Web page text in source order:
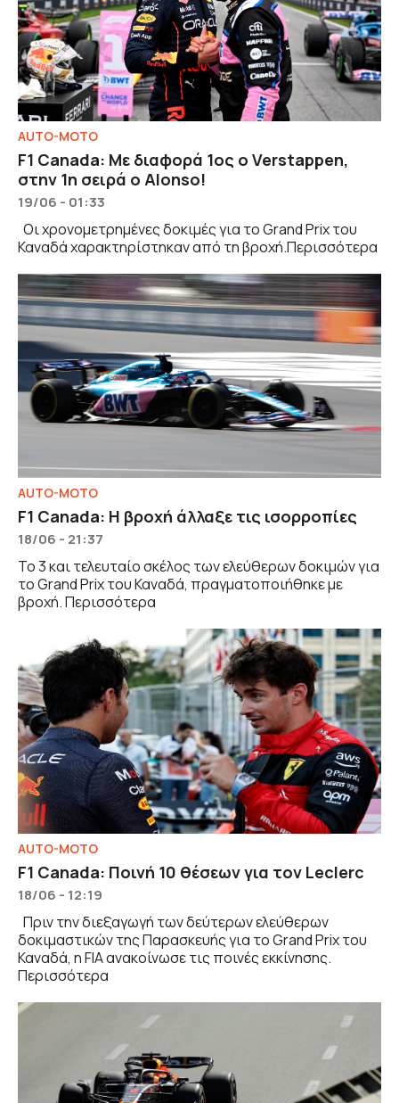
Χ ΕΡΤ SPORTS TUBE
ΧΑΝΤΜΠΟΛ
ΧΕΙΜΕΡΙΝΟΙ ΟΛΥΜΠΙΑΚΟΙ ΑΓΩΝΕΣ ΧΩΡΙΣ ΚΑΤΗΓΟΡΙΑ
AUTO-MOTO
F1 Canada: Με διαφορά 1ος ο Verstappen,
στην 1η σειρά ο Alonso!
19/06 - 01:33
Οι χρονομετρημένες δοκιμές για το Grand Prix του
Καναδά χαρακτηρίστηκαν από τη βροχή.Περισσότερα
AUTO-MOTO
F1 Canada: Η βροχή άλλαξε τις ισορροπίες
18/06 - 21:37
Το 3 και τελευταίο σκέλος των ελεύθερων δοκιμών για
το Grand Prix του Καναδά, πραγματοποιήθηκε με
βροχή. Περισσότερα
AUTO-MOTO
F1 Canada: Ποινή 10 θέσεων για τον Leclerc
18/06 - 12:19
Πριν την διεξαγωγή των δεύτερων ελεύθερων
δοκιμαστικών της Παρασκευής για το Grand Prix του
Καναδά, η FIA ανακοίνωσε τις ποινές εκκίνησης.
Περισσότερα